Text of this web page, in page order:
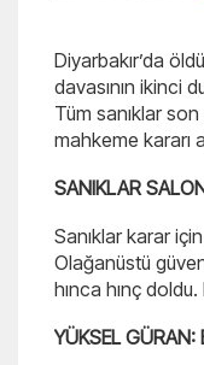
Diyarbakır’da
davasının ikinci
Tüm sanıklar
mahkeme kararı
SANIKLAR
Sanıklar karar
Olağanüstü
hınca hınç
YÜKSEL GÜRAN: